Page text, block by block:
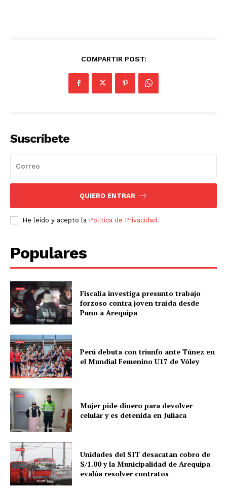
COMPARTIR POST:
Suscríbete
QUIERO ENTRAR
He leído y acepto la Política de Privacidad.
Populares
Fiscalía investiga presunto trabajo
forzoso contra joven traída desde
Puno a Arequipa
Perú debuta con triunfo ante Túnez en
el Mundial Femenino U17 de Vóley
Mujer pide dinero para devolver
celular y es detenida en Juliaca
Unidades del SIT desacatan cobro de
S/1.00 y la Municipalidad de Arequipa
evalúa resolver contratos